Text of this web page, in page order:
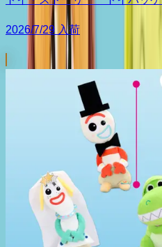
2026/7/29 入荷